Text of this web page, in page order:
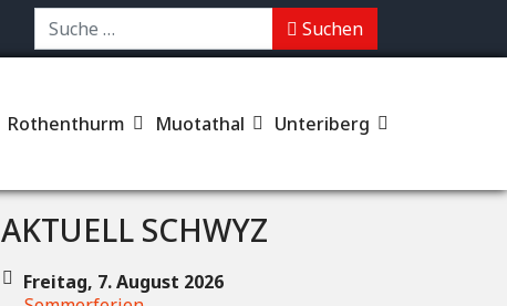
Suchen Suchen
Rothenthurm Muotathal Unteriberg
AKTUELL SCHWYZ
Freitag, 7. August 2026